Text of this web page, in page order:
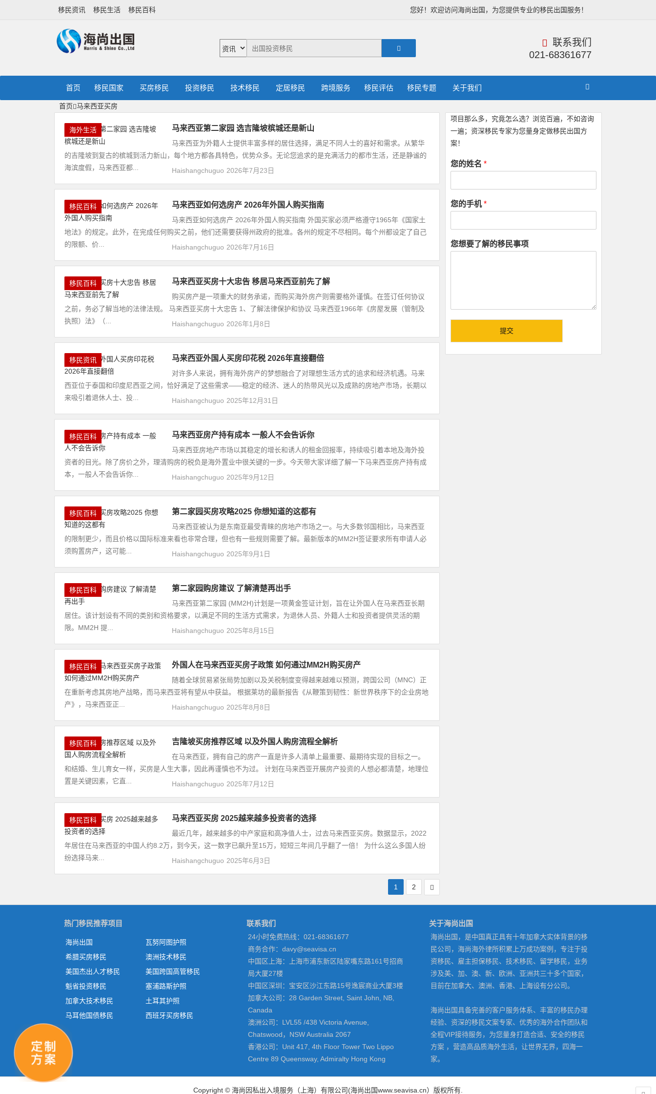
您好！欢迎访问海尚出国，为您提供专业的移民出国服务！
移民资讯 移民生活 移民百科
联系我们
021-68361677
首页 移民国家 买房移民 投资移民 技术移民 定居移民 跨境服务 移民评估 移民专题 关于我们
首页 马来西亚买房
海外生活 马来西亚第二家园 选吉隆坡槟城还是新山
马来西亚为外籍人士提供丰富多样的居住选择，满足不同人士的喜好和需求。从繁华
的吉隆坡到复古的槟城到活力新山，每个地方都各具特色，优势众多。无论您追求的是充满活力的都市生活，还是静谧的
海滨度假，马来西亚都...
Haishangchuguo 2026年7月23日
移民百科 马来西亚如何选房产 2026年外国人购买指南
马来西亚如何选房产 2026年外国人购买指南 外国买家必须严格遵守1965年《国家土
地法》的规定。此外，在完成任何购买之前，他们还需要获得州政府的批准。各州的规定不尽相同。每个州都设定了自己
的限额、价...
Haishangchuguo 2026年7月16日
移民百科 马来西亚买房十大忠告 移居马来西亚前先了解
购买房产是一项重大的财务承诺，而购买海外房产则需要格外谨慎。在签订任何协议
之前，务必了解当地的法律法规。 马来西亚买房十大忠告 1、了解法律保护和协议 马来西亚1966年《房屋发展（管制及
执照）法》（...
Haishangchuguo 2026年1月8日
移民资讯 马来西亚外国人买房印花税 2026年直接翻倍
对许多人来说，拥有海外房产的梦想融合了对理想生活方式的追求和经济机遇。马来
西亚位于泰国和印度尼西亚之间，恰好满足了这些需求——稳定的经济、迷人的热带风光以及成熟的房地产市场，长期以
来吸引着退休人士、投...
Haishangchuguo 2025年12月31日
移民百科 马来西亚房产持有成本 一般人不会告诉你
马来西亚房地产市场以其稳定的增长和诱人的租金回报率，持续吸引着本地及海外投
资者的目光。除了房价之外，理清购房的税负是海外置业中很关键的一步。今天带大家详细了解一下马来西亚房产持有成
本，一般人不会告诉你...
Haishangchuguo 2025年9月12日
移民百科 第二家园买房攻略2025 你想知道的这都有
马来西亚被认为是东南亚最受青睐的房地产市场之一。与大多数邻国相比，马来西亚
的限制更少，而且价格以国际标准来看也非常合理，但也有一些规则需要了解。最新版本的MM2H签证要求所有申请人必
须购置房产，这可能...
Haishangchuguo 2025年9月1日
移民百科 第二家园购房建议 了解清楚再出手
马来西亚第二家园 (MM2H)计划是一项黄金签证计划，旨在让外国人在马来西亚长期
居住。该计划设有不同的类别和资格要求，以满足不同的生活方式需求，为退休人员、外籍人士和投资者提供灵活的期
限。MM2H 提...
Haishangchuguo 2025年8月15日
移民百科 外国人在马来西亚买房子政策 如何通过MM2H购买房产
随着全球贸易紧张局势加剧以及关税制度变得越来越难以预测，跨国公司（MNC）正
在重新考虑其房地产战略，而马来西亚将有望从中获益。 根据莱坊的最新报告《从鞭策到韧性：新世界秩序下的企业房地
产》，马来西亚正...
Haishangchuguo 2025年8月8日
移民百科 吉隆坡买房推荐区域 以及外国人购房流程全解析
在马来西亚，拥有自己的房产一直是许多人清单上最重要、最期待实现的目标之一。
和结婚、生儿育女一样，买房是人生大事，因此再谨慎也不为过。 计划在马来西亚开展房产投资的人想必都清楚，地理位
置是关键因素，它直...
Haishangchuguo 2025年7月12日
移民百科 马来西亚买房 2025越来越多投资者的选择
最近几年，越来越多的中产家庭和高净值人士，过去马来西亚买房。数据显示，2022
年居住在马来西亚的中国人约8.2万，到今天，这一数字已飙升至15万，短短三年间几乎翻了一倍！ 为什么这么多国人纷
纷选择马来...
Haishangchuguo 2025年6月3日
1 2
项目那么多，究竟怎么选？浏览百遍，不如咨询
一遍；资深移民专家为您量身定做移民出国方
案！
您的姓名*
您的手机*
您想要了解的移民事项
提交
热门移民推荐项目
海尚出国
希腊买房移民
美国杰出人才移民
魁省投资移民
加拿大技术移民
马耳他国债移民
瓦努阿图护照
澳洲技术移民
美国跨国高管移民
塞浦路斯护照
土耳其护照
西班牙买房移民
联系我们
24小时免费热线：021-68361677
商务合作：davy@seavisa.cn
中国区上海：上海市浦东新区陆家嘴东路161号招商
局大厦27楼
中国区深圳：宝安区沙江东路15号逸宸商业大厦3楼
加拿大公司：28 Garden Street, Saint John, NB,
Canada
澳洲公司：LVL55 /438 Victoria Avenue,
Chatswood，NSW Australia 2067
香港公司：Unit 417, 4th Floor Tower Two Lippo
Centre 89 Queensway, Admiralty Hong Kong
关于海尚出国
海尚出国，是中国真正具有十年加拿大实体背景的移
民公司，海尚海外律所积累上万成功案例，专注于投
资移民、雇主担保移民、技术移民、留学移民，业务
涉及美、加、澳、新、欧洲、亚洲共三十多个国家，
目前在加拿大、澳洲、香港、上海设有分公司。
海尚出国具备完善的客户服务体系、丰富的移民办理
经验、资深的移民文案专家、优秀的海外合作团队和
全程VIP接待服务，为您量身打造合适、安全的移民
方案 ，营造高品质海外生活，让世界无界，四海一
家。
Copyright © 海尚因私出入境服务（上海）有限公司(海尚出国www.seavisa.cn）版权所有.